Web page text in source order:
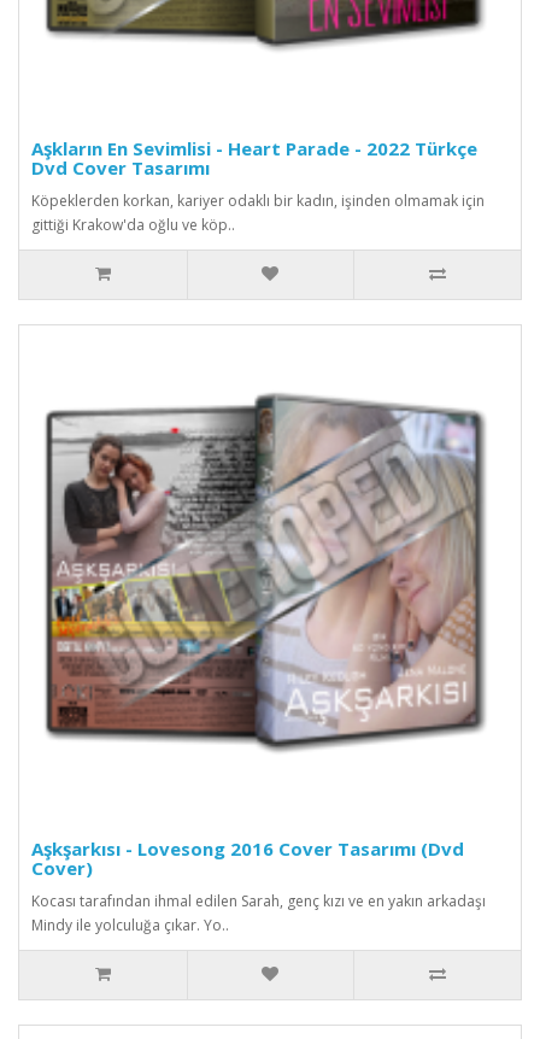
Aşkların En Sevimlisi - Heart Parade - 2022 Türkçe
Dvd Cover Tasarımı
Köpeklerden korkan, kariyer odaklı bir kadın, işinden olmamak için
gittiği Krakow'da oğlu ve köp..
Aşkşarkısı - Lovesong 2016 Cover Tasarımı (Dvd
Cover)
Kocası tarafından ihmal edilen Sarah, genç kızı ve en yakın arkadaşı
Mindy ile yolculuğa çıkar. Yo..